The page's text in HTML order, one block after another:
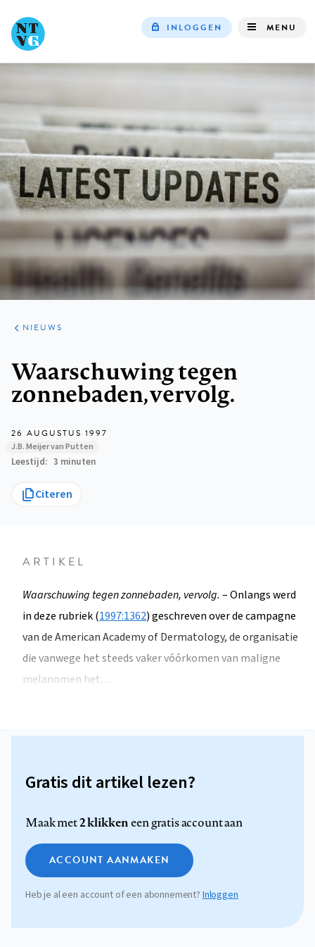
navigation
INLOGGEN MENU
ARTIKELEN
HET
KORT
NIEUWS
Waarschuwing tegen
zonnebaden, vervolg.
26 AUGUSTUS 1997
J.B. Meijer van Putten
Leestijd 3 minuten
Citeren
ARTIKEL
Waarschuwing tegen zonnebaden, vervolg. – Onlangs werd
in deze rubriek (1997:1362) geschreven over de campagne
van de American Academy of Dermatology, de organisatie
die vanwege het steeds vaker vóórkomen van maligne
melanomen het…
Gratis dit artikel lezen?
Maak met2 klikkeneen gratis account aan
ACCOUNT AANMAKEN
Heb je al een account of een abonnement? Inloggen